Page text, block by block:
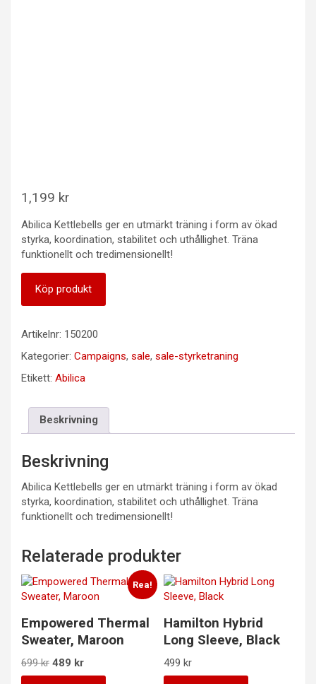
1,199 kr
Abilica Kettlebells ger en utmärkt träning i form av ökad
styrka, koordination, stabilitet och uthållighet. Träna
funktionellt och tredimensionellt!
Köp produkt
Artikelnr: 150200
Kategorier: Campaigns, sale, sale-styrketraning
Etikett: Abilica
Beskrivning
Beskrivning
Abilica Kettlebells ger en utmärkt träning i form av ökad
styrka, koordination, stabilitet och uthållighet. Träna
funktionellt och tredimensionellt!
Relaterade produkter
Rea!
Empowered Thermal
Sweater, Maroon
699kr Det
ursprungliga
489 krDet
nuvarande
Hamilton Hybrid
Long Sleeve, Black
499 kr